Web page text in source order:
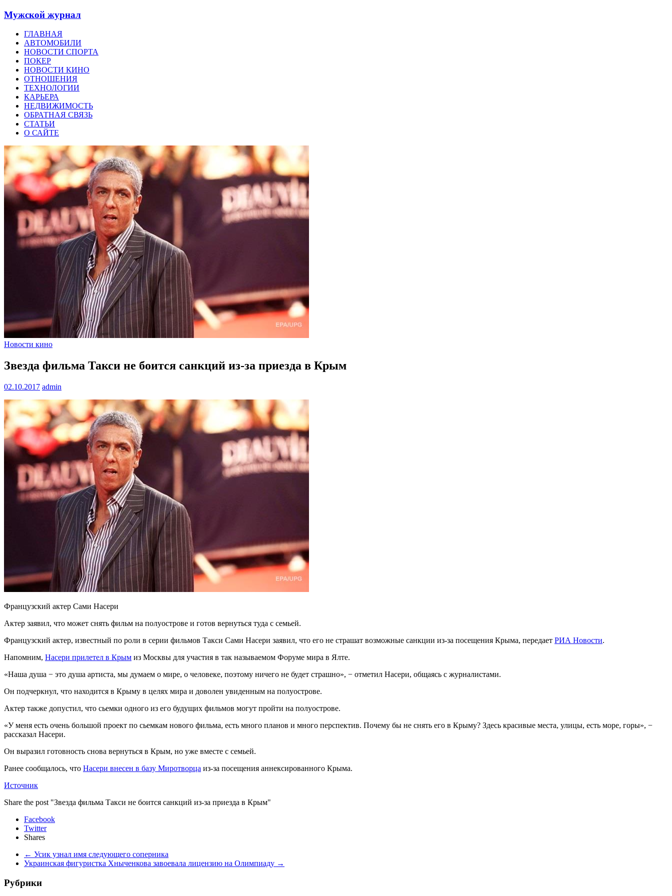
Мужской журнал
ГЛАВНАЯ
АВТОМОБИЛИ
НОВОСТИ СПОРТА
ПОКЕР
НОВОСТИ КИНО
ОТНОШЕНИЯ
ТЕХНОЛОГИИ
КАРЬЕРА
НЕДВИЖИМОСТЬ
ОБРАТНАЯ СВЯЗЬ
СТАТЬИ
О САЙТЕ
Новости кино
Звезда фильма Такси не боится санкций из-за приезда в Крым
02.10.2017 admin
Французский актер Сами Насери
Актер заявил, что может снять фильм на полуострове и готов вернуться туда с семьей.
Французский актер, известный по роли в серии фильмов Такси Сами Насери заявил, что его не страшат возможные санкции из-за посещения Крыма, передает РИА Новости.
Напомним, Насери прилетел в Крым из Москвы для участия в так называемом Форуме мира в Ялте.
«Наша душа − это душа артиста, мы думаем о мире, о человеке, поэтому ничего не будет страшно», − отметил Насери, общаясь с журналистами.
Он подчеркнул, что находится в Крыму в целях мира и доволен увиденным на полуострове.
Актер также допустил, что сьемки одного из его будущих фильмов могут пройти на полуострове.
«У меня есть очень большой проект по сьемкам нового фильма, есть много планов и много перспектив. Почему бы не снять его в Крыму? Здесь красивые места, улицы, есть море, горы», −
рассказал Насери.
Он выразил готовность снова вернуться в Крым, но уже вместе с семьей.
Ранее сообщалось, что Насери внесен в базу Миротворца из-за посещения аннексированного Крыма.
Источник
Share the post "Звезда фильма Такси не боится санкций из-за приезда в Крым"
Facebook
Twitter
Shares
← Усик узнал имя следующего соперника
Украинская фигуристка Хныченкова завоевала лицензию на Олимпиаду →
Рубрики